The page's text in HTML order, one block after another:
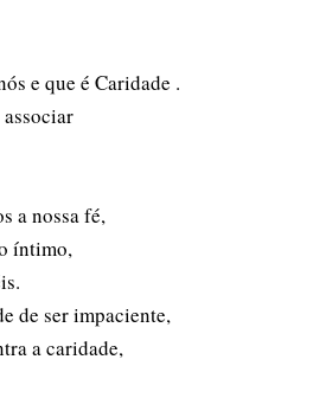
e que é Caridade .
a nossa fé,
íntimo,
de ser impaciente,
a caridade,